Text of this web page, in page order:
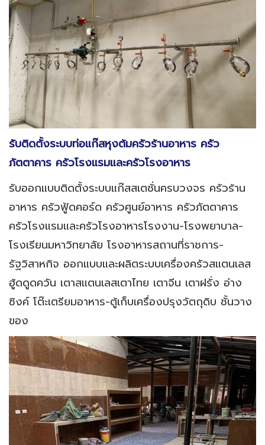
รับติดตั้งระบบท่อแก๊สหุงต้มครัวร้านอาหาร ครัว
ภัตตาคาร ครัวโรงแรมและครัวโรงอาหาร
รับออกแบบติดตั้งระบบแก๊สสเตชั่นครบวงจร ครัวร้าน
อาหาร ครัวฟู้ดคอร์ด ครัวศูนย์อาหาร ครัวภัตตาคาร
ครัวโรงแรมและครัวโรงอาหารโรงงาน-โรงพยาบาล-
โรงเรียนมหาวิทยาลัย โรงอาหารสถานที่ราชการ-
รัฐวิสาหกิจ ออกแบบและผลิตระบบเครื่องครัวสแตนเลส
ฮู้ดดูดควัน เตาสแตนเลสเตาไทย เตาจีน เตาฝรั่ง อ่าง
ซิงค์ โต๊ะเตรียมอาหาร-ตู้เก็บเครื่องปรุงวัตถุดิบ ชั้นวาง
ของ